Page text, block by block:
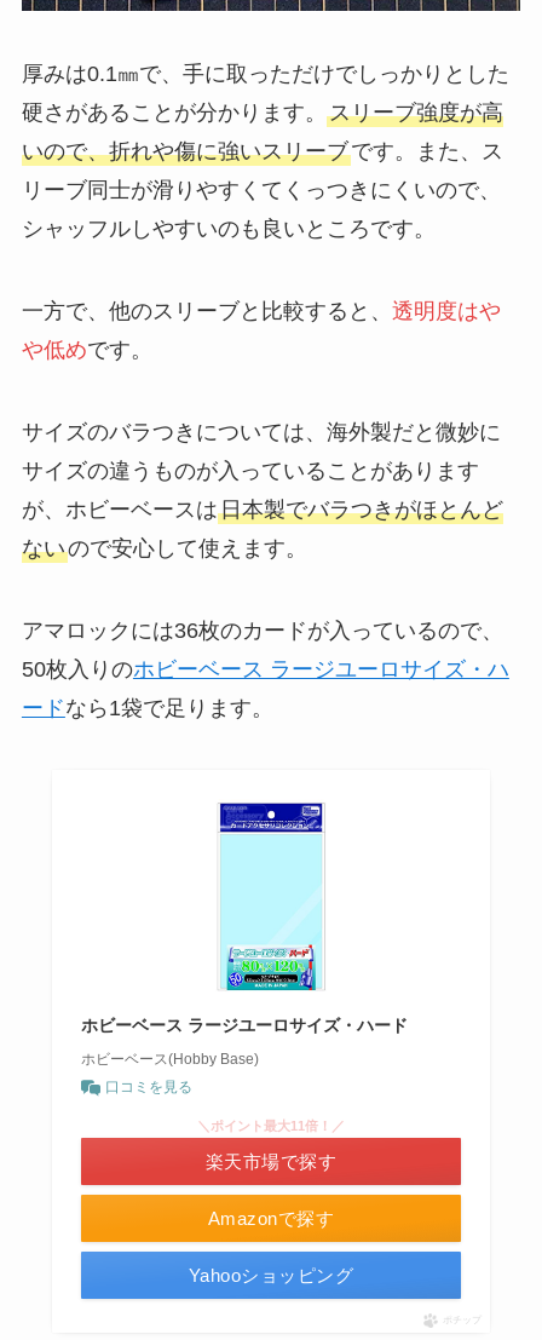
厚みは0.1㎜で、手に取っただけでしっかりとした
硬さがあることが分かります。 スリーブ強度が高
いので、折れや傷に強いスリーブです。また、ス
リーブ同士が滑りやすくてくっつきにくいので、
シャッフルしやすいのも良いところです。
一方で、他のスリーブと比較すると、 透明度はや
や低めです。
サイズのバラつきについては、海外製だと微妙に
サイズの違うものが入っていることがあります
が、ホビーベースは日本製でバラつきがほとんど
ないので安心して使えます。
アマロックには36枚のカードが入っているので、
50枚入りのホビーベース ラージユーロサイズ・ハ
ードなら1袋で足ります。
ホビーベース ラージユーロサイズ・ハード
ホビーベース(Hobby Base)
口コミを見る
Amazonで探す
＼ポイント最大11倍！／
楽天市場で探す
Yahooショッピング
ポチップ